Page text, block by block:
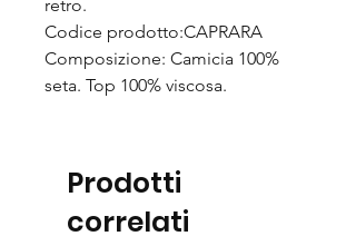
retro.
Codice prodotto:CAPRARA
Composizione: Camicia 100%
seta. Top 100% viscosa.
Prodotti
correlati